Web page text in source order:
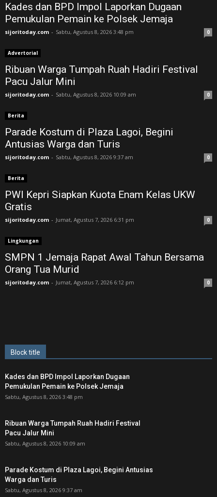
Kades dan BPD Impol Laporkan Dugaan
Pemukulan Pemain ke Polsek Jemaja
sijoritoday.com - Sabtu, Agustus 8, 2026 3:48 pm 0
Advertorial
Ribuan Warga Tumpah Ruah Hadiri Festival
Pacu Jalur Mini
sijoritoday.com - Sabtu, Agustus 8, 2026 10:09 am 0
Berita
Parade Kostum di Plaza Lagoi, Begini
Antusias Warga dan Turis
sijoritoday.com - Sabtu, Agustus 8, 2026 9:37 am 0
Berita
PWI Kepri Siapkan Kuota Enam Kelas UKW
Gratis
sijoritoday.com - Jumat, Agustus 7, 2026 6:31 pm 0
Lingkungan
SMPN 1 Jemaja Rapat Awal Tahun Bersama
Orang Tua Murid ‎
sijoritoday.com - Jumat, Agustus 7, 2026 6:12 pm 0
Block title
Kades dan BPD Impol Laporkan Dugaan
Pemukulan Pemain ke Polsek Jemaja
Sabtu, Agustus 8, 2026 3:48 pm
Ribuan Warga Tumpah Ruah Hadiri Festival
Pacu Jalur Mini
Sabtu, Agustus 8, 2026 10:09 am
Parade Kostum di Plaza Lagoi, Begini Antusias
Warga dan Turis
Sabtu, Agustus 8, 2026 9:37 am